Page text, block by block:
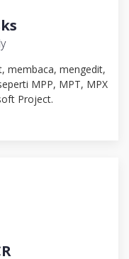
membaca, mengedit,
MPP, MPT, MPX
Project.